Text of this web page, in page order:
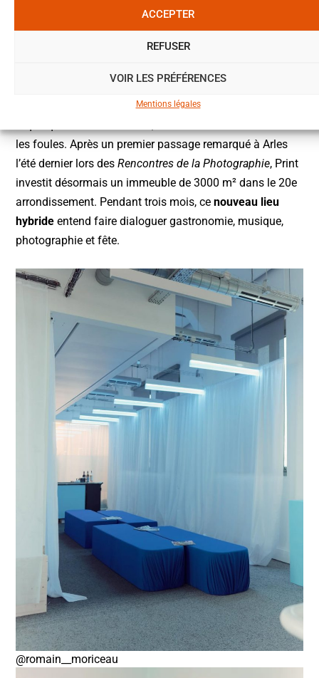
ACCEPTER
REFUSER
VOIR LES PRÉFÉRENCES
Mentions légales
6 rue Saint Blaise, 75020 Paris.
, LE NOUVEAU LIEU CULTUREL
SUR TROIS ÉTAGES
les foules. Après un premier passage remarqué à Arles
l’été dernier lors desRencontres de la Photographie, Print
investit désormais un immeuble de 3000 m² dans le 20e
arrondissement. Pendant trois mois, cenouveau lieu
hybrideentend faire dialoguer gastronomie, musique,
photographie et fête.
@romain__moriceau